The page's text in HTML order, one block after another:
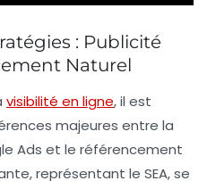
: Publicité
Naturel
visibilité en ligne, il est
majeures entre la
Ads et le référencement
représentant le SEA, se